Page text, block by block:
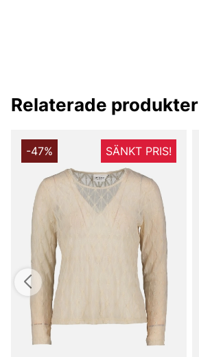
Relaterade produkter
-47% SÄNKT PRIS!